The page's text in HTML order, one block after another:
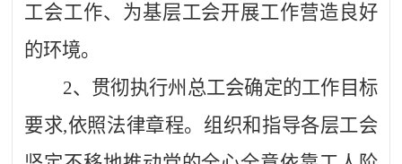
工会工作、为基层工会开展工作营造良好
的环境。
2、贯彻执行州总工会确定的工作目标
要求,依照法律章程。组织和指导各层工会